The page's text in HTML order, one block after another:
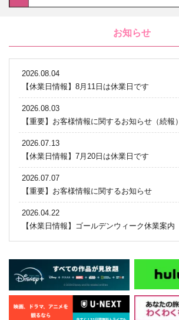
お知らせ
2026.08.04
【休業日情報】8月11日は休業日です
2026.08.03
【重要】お客様情報に関するお知らせ（続報）
2026.07.13
【休業日情報】7月20日は休業日です
2026.07.07
【重要】お客様情報に関するお知らせ
2026.04.22
【休業日情報】ゴールデンウィーク休業案内